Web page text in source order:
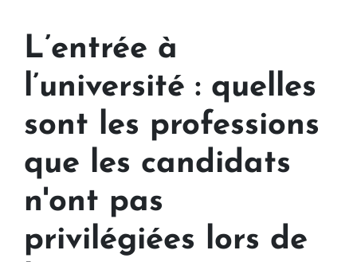
L’entrée à
l’université : quelles
sont les professions
que les candidats
n'ont pas
privilégiées lors de